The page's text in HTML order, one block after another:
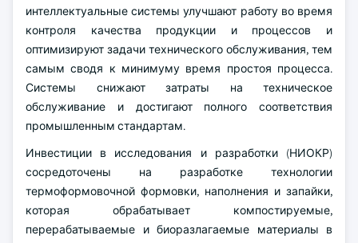
интеллектуальные системы улучшают работу во время
контроля качества продукции и процессов и
оптимизируют задачи технического обслуживания, тем
самым сводя к минимуму время простоя процесса.
Системы снижают затраты на техническое
обслуживание и достигают полного соответствия
промышленным стандартам.
Инвестиции в исследования и разработки (НИОКР)
сосредоточены на разработке технологии
термоформовочной формовки, наполнения и запайки,
которая обрабатывает компостируемые,
перерабатываемые и биоразлагаемые материалы в